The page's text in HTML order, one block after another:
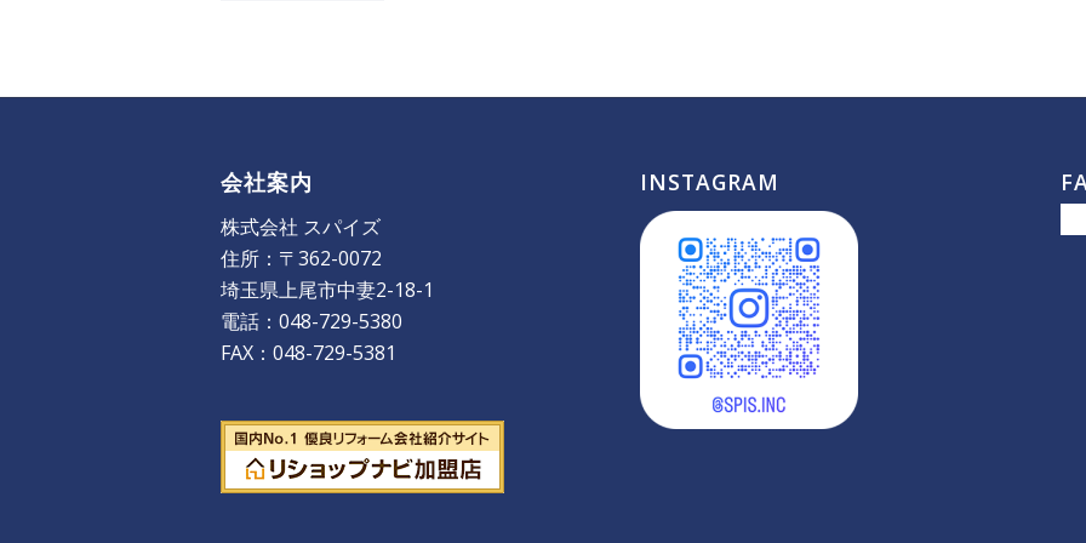
会社案内
株式会社 スパイズ
住所：〒362-0072
埼玉県上尾市中妻2-18-1
電話：048-729-5380
FAX：048-729-5381
INSTAGRAM